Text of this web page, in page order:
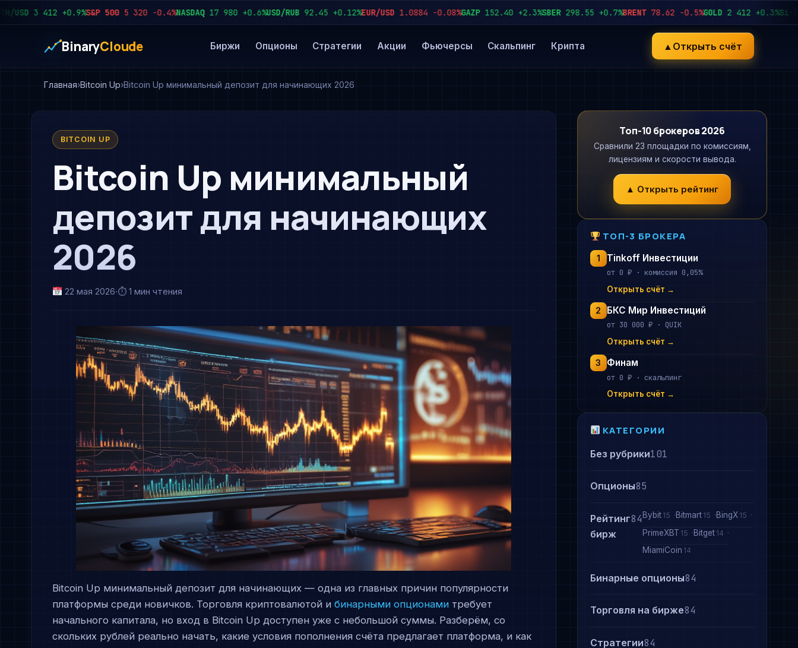
3 412 +0.9%S&P 500 5 320 −0.4%NASDAQ 17 980 +0.6%USD/RUB 92.45 +0.12%EUR/USD 1.0884 −0.08%GAZP 152.40 +2.3%SBER 298.55 +0.7%BRENT 78.62 −0.5%GOLD 2 412 +0.3%Si-12.26
BinaryCloude Биржи Опционы Стратегии Акции Фьючерсы Скальпинг Крипта ▲ Открыть счёт
Главная Bitcoin Up Bitcoin Up минимальный депозит для начинающих 2026
BITCOIN UP
Bitcoin Up минимальный
депозит для начинающих
2026
22 мая 2026·⏱ 1 мин чтения
Bitcoin Up минимальный депозит для начинающих — одна из главных причин популярности
платформы среди новичков. Торговля криптовалютой ибинарными опционами требует
начального капитала, но вход в Bitcoin Up доступен уже с небольшой суммы. Разберём, со
скольких рублей реально начать, какие условия пополнения счёта предлагает платформа, и как
Топ-10 брокеров 2026
Сравнили 23 площадки по комиссиям,
лицензиям и скорости вывода.
▲ Открыть рейтинг
ТОП-3 БРОКЕРА
1 Tinkoff Инвестиции
от 0 ₽ · комиссия 0,05%
Открыть счёт →
2 БКС Мир Инвестиций
от 30 000 ₽ · QUIK
Открыть счёт →
3 Финам
от 0 ₽ · скальпинг
Открыть счёт →
КАТЕГОРИИ
Без рубрики101
Опционы85
Рейтинг
бирж
84 Bybit 15 Bitmart 15 BingX 15
PrimeXBT 15 Bitget 14
MiamiCoin 14
Бинарные опционы84
Торговля на бирже84
Стратегии84